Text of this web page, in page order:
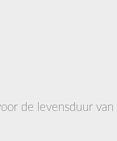
de levensduur van